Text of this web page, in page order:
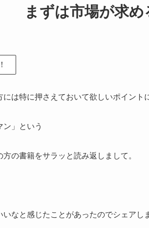
まずは市場が求め
は特に押さえておいて欲しいポイント
」という
の書籍をサラッと読み返しまして。
なと感じたことがあったのでシェアし